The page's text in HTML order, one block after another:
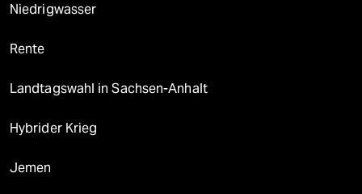
Niedrigwasser
Rente
Landtagswahl in Sachsen-Anhalt
Hybrider Krieg
Jemen